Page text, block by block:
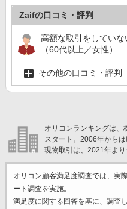
Zaifの口コミ・評判
高額な取引をしていな
（60代以上／女性）
その他の口コミ・評判
オリコンランキングは、
スタート。2006年から
現物取引は、2021年より
オリコン顧客満足度調査では、実
ート調査を実施。
満足度に関する回答を基に、調査